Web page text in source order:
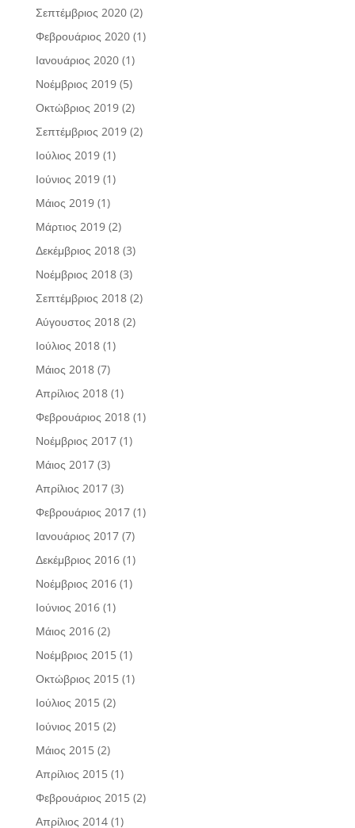
Σεπτέμβριος 2020(2)
Φεβρουάριος 2020(1)
Ιανουάριος 2020(1)
Νοέμβριος 2019(5)
Οκτώβριος 2019(2)
Σεπτέμβριος 2019(2)
Ιούλιος 2019(1)
Ιούνιος 2019(1)
Μάιος 2019(1)
Μάρτιος 2019(2)
Δεκέμβριος 2018(3)
Νοέμβριος 2018(3)
Σεπτέμβριος 2018(2)
Αύγουστος 2018(2)
Ιούλιος 2018(1)
Μάιος 2018(7)
Απρίλιος 2018(1)
Φεβρουάριος 2018(1)
Νοέμβριος 2017(1)
Μάιος 2017(3)
Απρίλιος 2017(3)
Φεβρουάριος 2017(1)
Ιανουάριος 2017(7)
Δεκέμβριος 2016(1)
Νοέμβριος 2016(1)
Ιούνιος 2016(1)
Μάιος 2016(2)
Νοέμβριος 2015(1)
Οκτώβριος 2015(1)
Ιούλιος 2015(2)
Ιούνιος 2015(2)
Μάιος 2015(2)
Απρίλιος 2015(1)
Φεβρουάριος 2015(2)
Απρίλιος 2014(1)